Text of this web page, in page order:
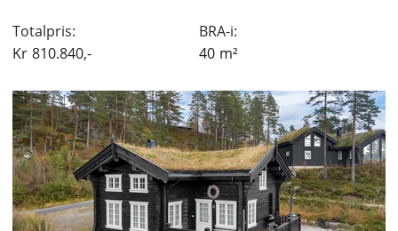
Totalpris:
Kr 810.840,-
BRA-i:
40 m²